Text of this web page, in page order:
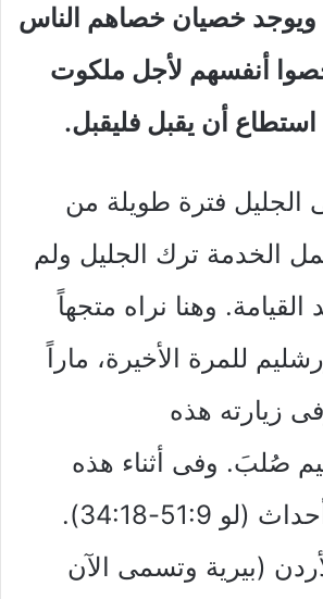
ويوجد خصيان خصاهم الناس
أنفسهم لأجل ملكوت
أن يقبل فليقبل.
فترة طويلة من
الخدمة ترك الجليل ولم
القيامة. وهنا نراه متجهاً
للمرة الأخيرة، ماراً
زيارته هذه
صُلبَ. وفى أثناء هذه
الرحلة تدخل أحداث (لو 51:9-34:18).
(بيرية وتسمى الآن